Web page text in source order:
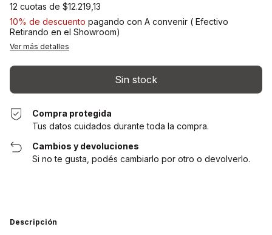
12 cuotas de $12.219,13
10% de descuento pagando con A convenir ( Efectivo
Retirando en el Showroom)
Ver más detalles
Compra protegida
Tus datos cuidados durante toda la compra.
Cambios y devoluciones
Si no te gusta, podés cambiarlo por otro o devolverlo.
Descripción